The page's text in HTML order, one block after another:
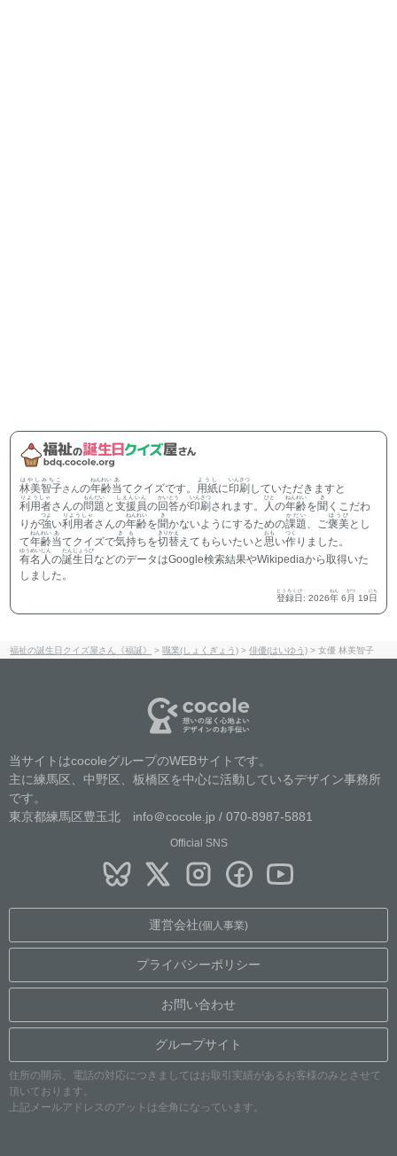
林美智子
はやしみちこ
さんの年齢
ねんれい
当
あ
てクイズです。 用紙
ようし
に印刷
いんさつ
していただきますと
利用者
りようしゃ
さんの問題
もんだい
と支援員
しえんいん
の回答
かいとう
が印刷
いんさつ
されます。 人
ひと
の年齢
ねんれい
を聞
き
くこだわ
りが強
つよ
い利用者
りようしゃ
さんの年齢
ねんれい
を聞
き
かないようにするための課題
かだい
、ご褒美
ほうび
とし
て年齢
ねんれい
当
あ
てクイズで気持
きも
ちを切替
きりかえ
えてもらいたいと思
おも
い作
つく
りました。
有名人
ゆうめいじん
の誕生日
たんじょうび
などのデータはGoogle検索結果やWikipediaから取得いた
しました。
登録日
とうろくび
: 2026年
ねん
6 月
がつ
19日
にち
福祉の誕生日クイズ屋さん《福誕》 > 職業(しょくぎょう) >俳優(はいゆう) >女優 林美智子
当サイトはcocoleグループのWEBサイトです。
主に練馬区、中野区、板橋区を中心に活動しているデザイン事務所
です。
東京都練馬区豊玉北 info＠cocole.jp / 070-8987-5881
Official SNS
運営会社(個人事業)
プライバシーポリシー
お問い合わせ
グループサイト
住所の開示、電話の対応につきましてはお取引実績があるお客様のみとさせて
頂いております。
上記メールアドレスのアットは全角になっています。